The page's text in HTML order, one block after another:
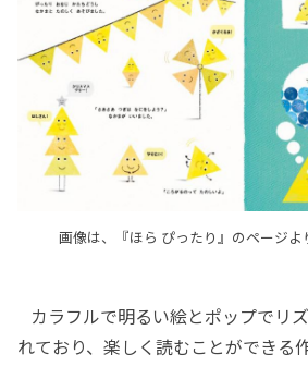
画像は、『ほら ぴったり』のページよ
カラフルで明るい絵とポップでリ
れており、楽しく読むことができる